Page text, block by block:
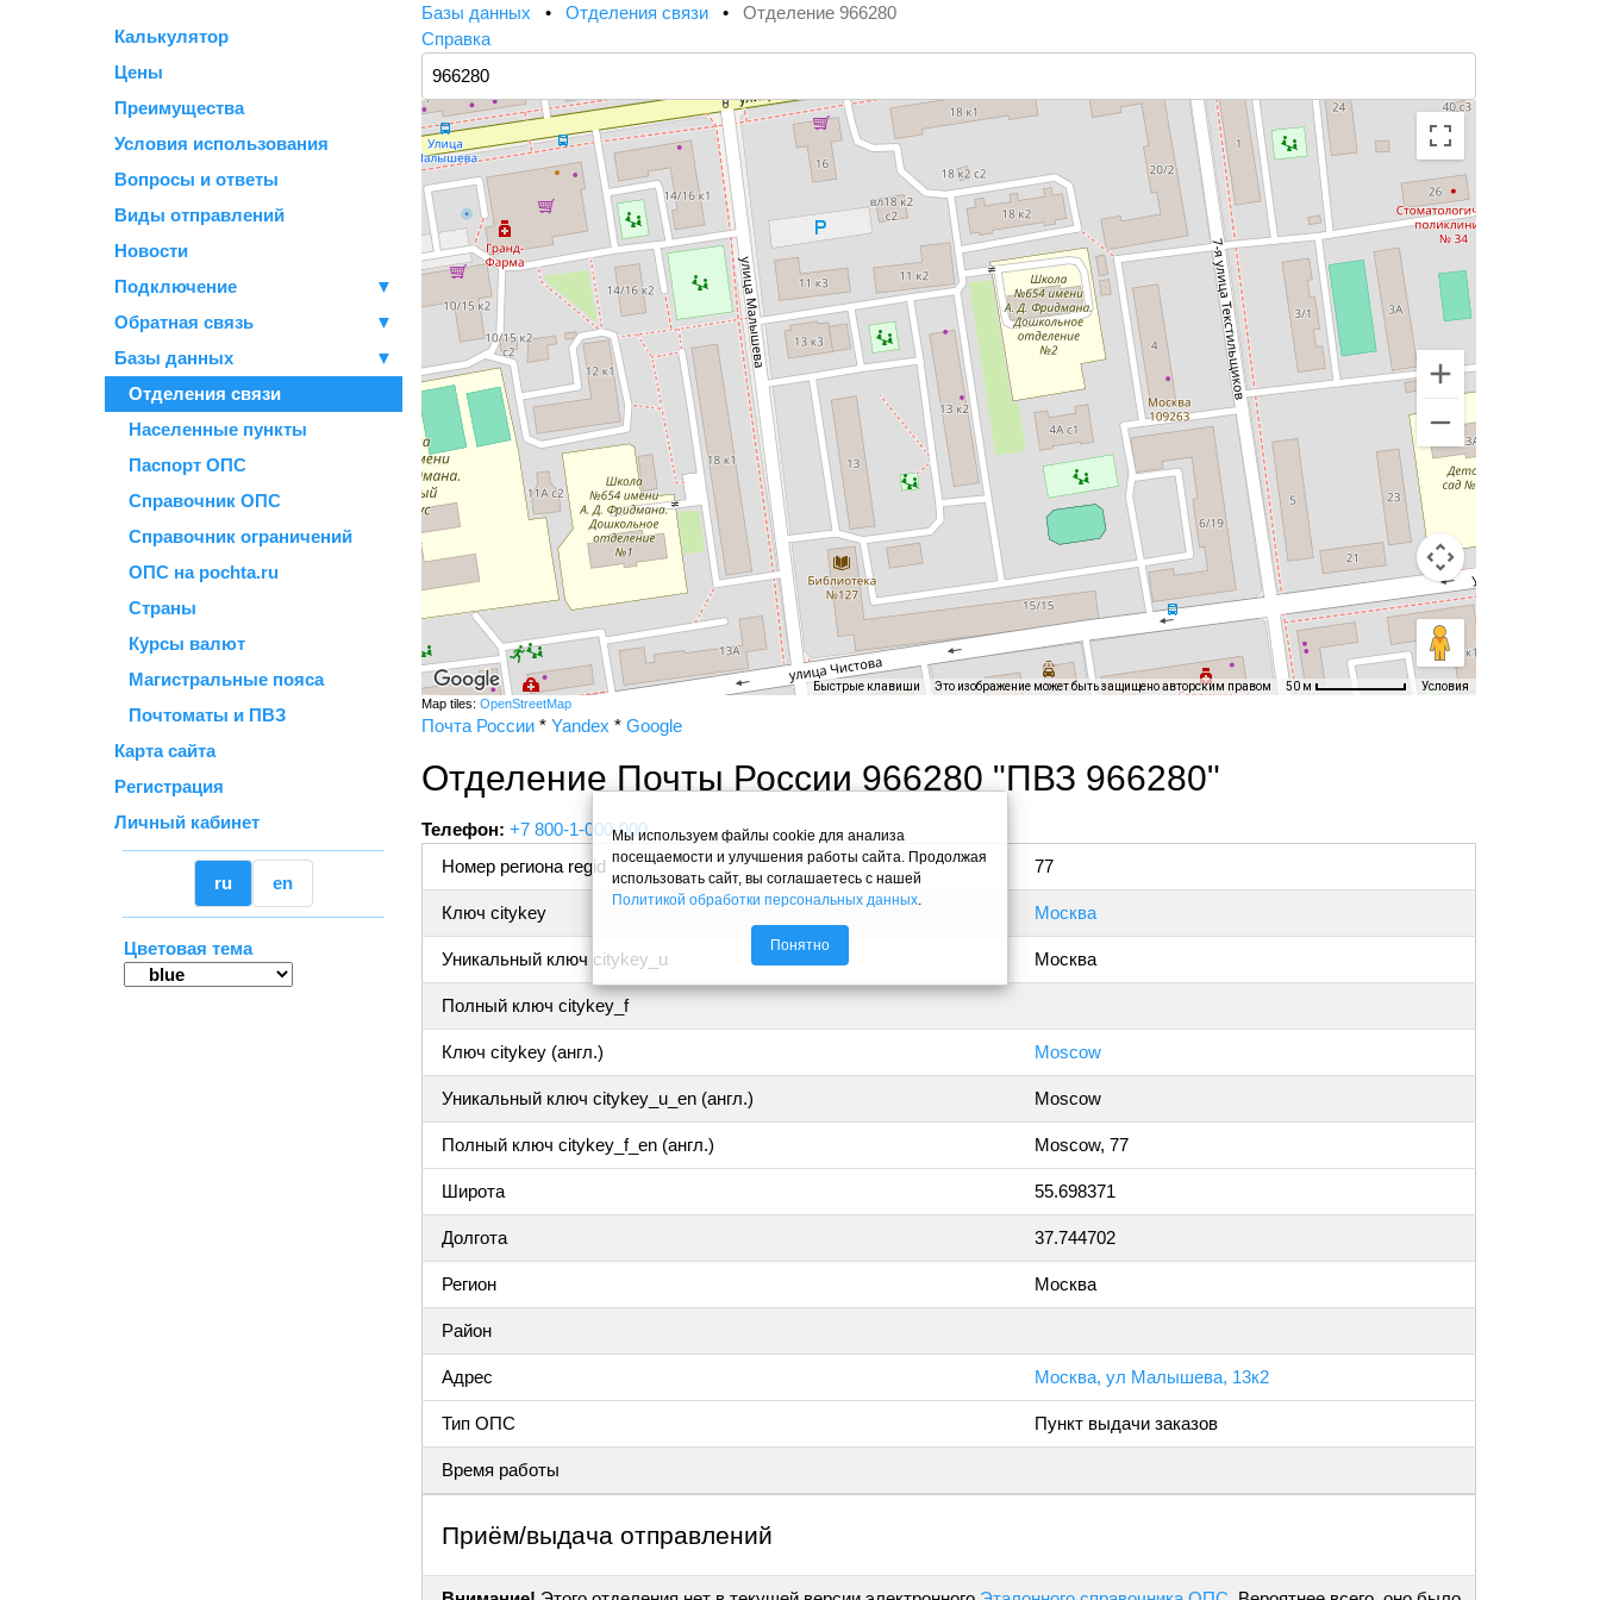
Калькулятор
Цены
Преимущества
Условия использования
Вопросы и ответы
Виды отправлений
Новости
Подключение
▼
Обратная связь
▼
Базы данных
▼
Отделения связи
Населенные пункты
Паспорт ОПС
Справочник ОПС
Справочник ограничений
ОПС на pochta.ru
Страны
Курсы валют
Магистральные пояса
Почтоматы и ПВЗ
Карта сайта
Регистрация
Личный кабинет
ru en
Цветовая тема
Базы данных • Отделения связи • Отделение 966280
Справка
Быстрые клавиши Это изображение может быть защищено авторским правом 50 м Условия
Map tiles: OpenStreetMap
Почта России * Yandex * Google
Отделение Почты России 966280 "ПВЗ 966280"
Телефон: +7 800-1-000-000
Номер региона regid
77
Ключ citykey Москва
Уникальный ключ citykey_u Москва
Полный ключ citykey_f
Ключ citykey (англ.) Moscow
Уникальный ключ citykey_u_en (англ.) Moscow
Полный ключ citykey_f_en (англ.) Moscow, 77
Широта 55.698371
Долгота 37.744702
Регион Москва
Район
Адрес Москва, ул Малышева, 13к2
Тип ОПС Пункт выдачи заказов
Время работы
Приём/выдача отправлений
Мы используем файлы cookie для анализа
посещаемости и улучшения работы сайта. Продолжая
использовать сайт, вы соглашаетесь с нашей
Политикой обработки персональных данных
Понятно